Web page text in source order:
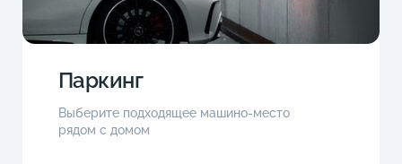
Паркинг
Выберите подходящее машино-место
рядом с домом